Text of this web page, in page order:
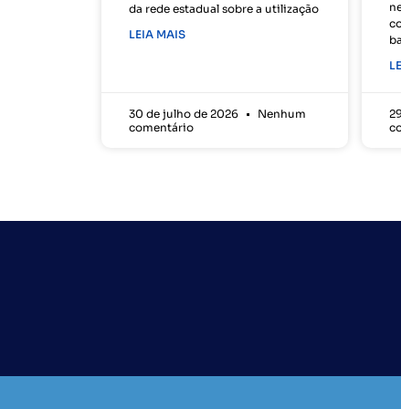
da rede estadual sobre a utilização
LEIA MAIS
30 de julho de 2026
Nenhum
comentário